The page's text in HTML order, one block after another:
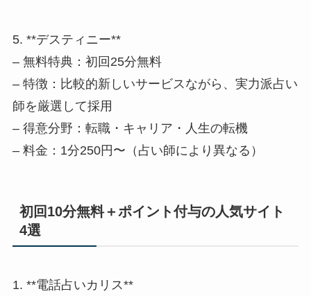
5. **デスティニー**
– 無料特典：初回25分無料
– 特徴：比較的新しいサービスながら、実力派占い
師を厳選して採用
– 得意分野：転職・キャリア・人生の転機
– 料金：1分250円〜（占い師により異なる）
初回10分無料＋ポイント付与の人気サイト
4選
1. **電話占いカリス**